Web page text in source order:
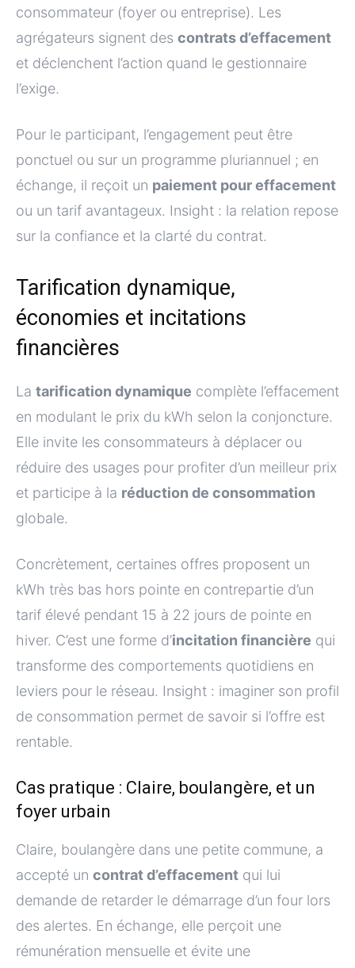
consommateur (foyer ou entreprise). Les
agrégateurs signent des contrats d’effacement
et déclenchent l’action quand le gestionnaire
l’exige.
Pour le participant, l’engagement peut être
ponctuel ou sur un programme pluriannuel ; en
échange, il reçoit un paiement pour effacement
ou un tarif avantageux. Insight : la relation repose
sur la confiance et la clarté du contrat.
Tarification dynamique,
économies et incitations
financières
La tarification dynamique complète l’effacement
en modulant le prix du kWh selon la conjoncture.
Elle invite les consommateurs à déplacer ou
réduire des usages pour profiter d’un meilleur prix
et participe à la réduction de consommation
globale.
Concrètement, certaines offres proposent un
kWh très bas hors pointe en contrepartie d’un
tarif élevé pendant 15 à 22 jours de pointe en
hiver. C’est une forme d’incitation financière qui
transforme des comportements quotidiens en
leviers pour le réseau. Insight : imaginer son profil
de consommation permet de savoir si l’offre est
rentable.
Cas pratique : Claire, boulangère, et un
foyer urbain
Claire, boulangère dans une petite commune, a
accepté un contrat d’effacement qui lui
demande de retarder le démarrage d’un four lors
des alertes. En échange, elle perçoit une
rémunération mensuelle et évite une